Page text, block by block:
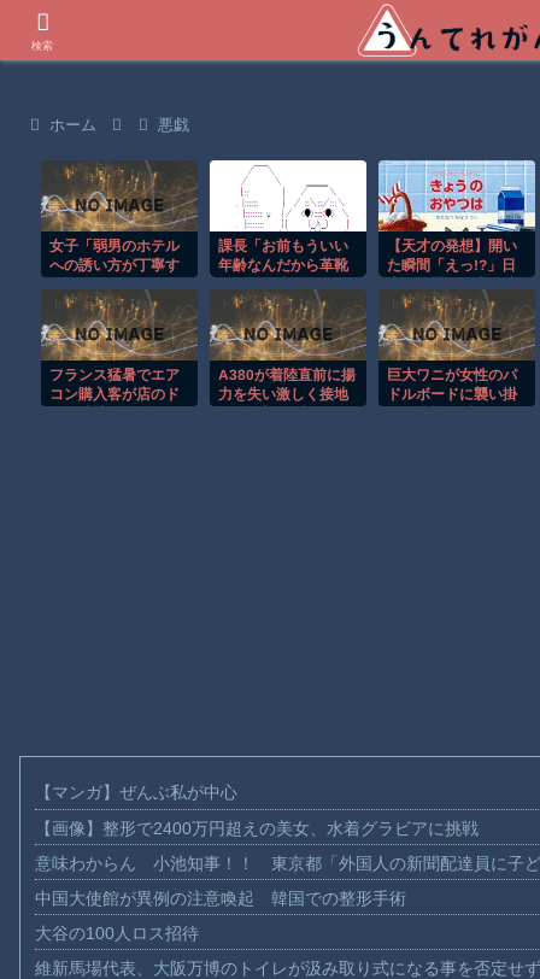
ホーム 悪戯
女子「弱男のホテル
への誘い方が丁寧す
⇒ｗ
課長「お前もういい
年齢なんだから革靴
ろよ、それ安いやつ
だろ？見れば分かる
ぞ」俺「あ
【天才の発想】開い
た瞬間「えっ!?」日
すぎたｗ
フランス猛暑でエア
コン購入客が店のド
A380が着陸直前に揚
力を失い激しく接地
巨大ワニが女性のパ
ドルボードに襲い掛
【マンガ】ぜんぶ私が中心
【画像】整形で2400万円超えの美女、水着グラビアに挑戦
意味わからん 小池知事！！ 東京都「外国人の新聞配達員に子
中国大使館が異例の注意喚起 韓国での整形手術
大谷の100人ロス招待
維新馬場代表、大阪万博のトイレが汲み取り式になる事を否定せ
検索